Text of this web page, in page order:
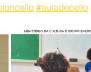
#auladecello